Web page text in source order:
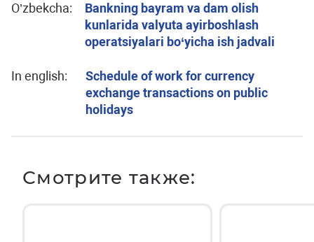
O’zbekcha:
Bankning bayram va dam olish
kunlarida valyuta ayirboshlash
operatsiyalari bo‘yicha ish jadvali
In english:
Schedule of work for currency
exchange transactions on public
holidays
Смотрите также: